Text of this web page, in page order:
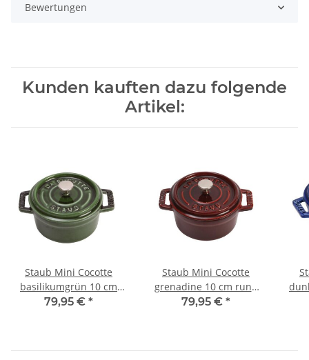
Bewertungen
Kunden kauften dazu folgende
Artikel:
Staub Mini Cocotte
basilikumgrün 10 cm
rund 0,25 l
79,95 € *
Staub Mini Cocotte
grenadine 10 cm rund
0,25 l
79,95 € *